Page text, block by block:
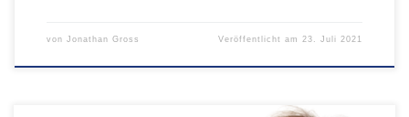
von Jonathan Gross Veröffentlicht am 23. Juli 2021